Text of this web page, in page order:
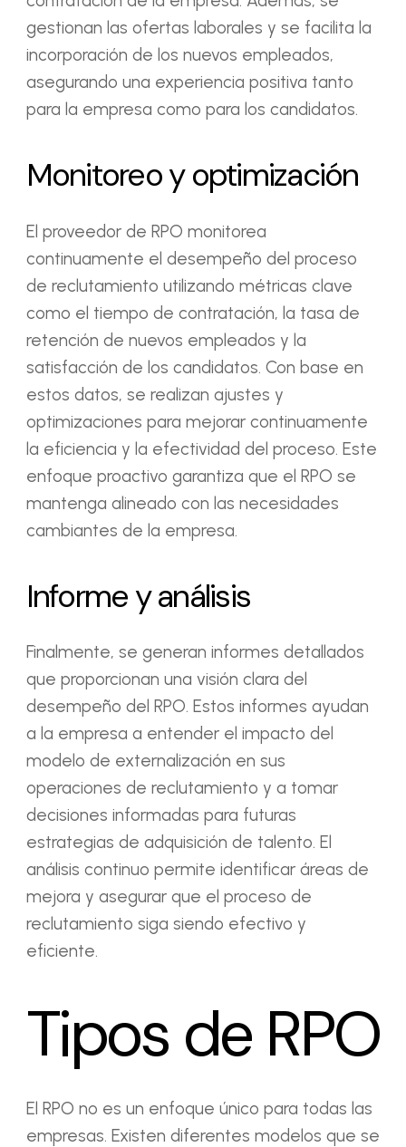
gestionan las ofertas laborales y se facilita la
incorporación de los nuevos empleados,
asegurando una experiencia positiva tanto
para la empresa como para los candidatos.
Monitoreo y optimización
El proveedor de RPO monitorea
continuamente el desempeño del proceso
de reclutamiento utilizando métricas clave
como el tiempo de contratación, la tasa de
retención de nuevos empleados y la
satisfacción de los candidatos. Con base en
estos datos, se realizan ajustes y
optimizaciones para mejorar continuamente
la eficiencia y la efectividad del proceso. Este
enfoque proactivo garantiza que el RPO se
mantenga alineado con las necesidades
cambiantes de la empresa.
Informe y análisis
Finalmente, se generan informes detallados
que proporcionan una visión clara del
desempeño del RPO. Estos informes ayudan
a la empresa a entender el impacto del
modelo de externalización en sus
operaciones de reclutamiento y a tomar
decisiones informadas para futuras
estrategias de adquisición de talento. El
análisis continuo permite identificar áreas de
mejora y asegurar que el proceso de
reclutamiento siga siendo efectivo y
eficiente.
Tipos de RPO
El RPO no es un enfoque único para todas las
empresas. Existen diferentes modelos que se